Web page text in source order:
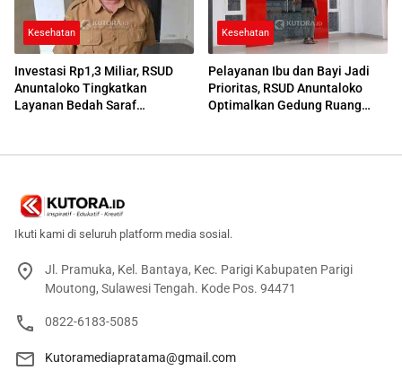
Kesehatan
Investasi Rp1,3 Miliar, RSUD
Anuntaloko Tingkatkan
Layanan Bedah Saraf
Kesehatan
Pelayanan Ibu dan Bayi Jadi
Prioritas, RSUD Anuntaloko
Optimalkan Gedung Ruang
Ikuti kami di seluruh platform media sosial.
Jl. Pramuka, Kel. Bantaya, Kec. Parigi Kabupaten Parigi
Moutong, Sulawesi Tengah. Kode Pos. 94471
0822-6183-5085
Kutoramediapratama@gmail.com